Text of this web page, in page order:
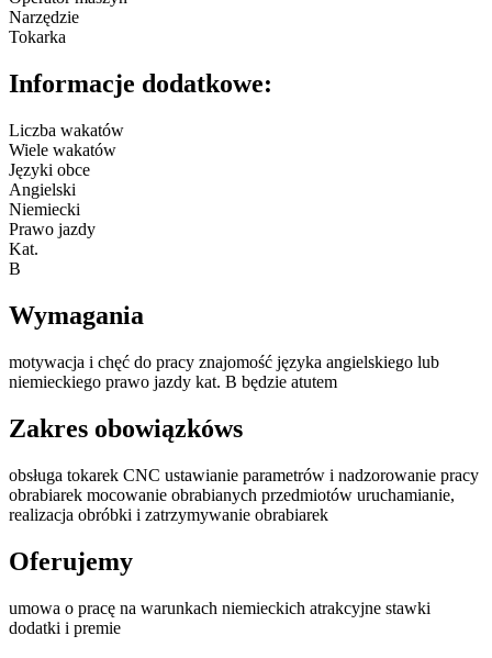
Narzędzie
Tokarka
Informacje dodatkowe:
Liczba wakatów
Wiele wakatów
Języki obce
Angielski
Niemiecki
Prawo jazdy
Kat.
B
Wymagania
motywacja i chęć do pracy znajomość języka angielskiego lub
niemieckiego prawo jazdy kat. B będzie atutem
Zakres obowiązkóws
obsługa tokarek CNC ustawianie parametrów i nadzorowanie pracy
obrabiarek mocowanie obrabianych przedmiotów uruchamianie,
realizacja obróbki i zatrzymywanie obrabiarek
Oferujemy
umowa o pracę na warunkach niemieckich atrakcyjne stawki
dodatki i premie